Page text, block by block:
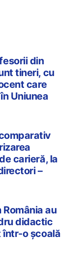
din
tineri, cu
care
Uniunea
carieră, la
–
au
didactic
într-o școală